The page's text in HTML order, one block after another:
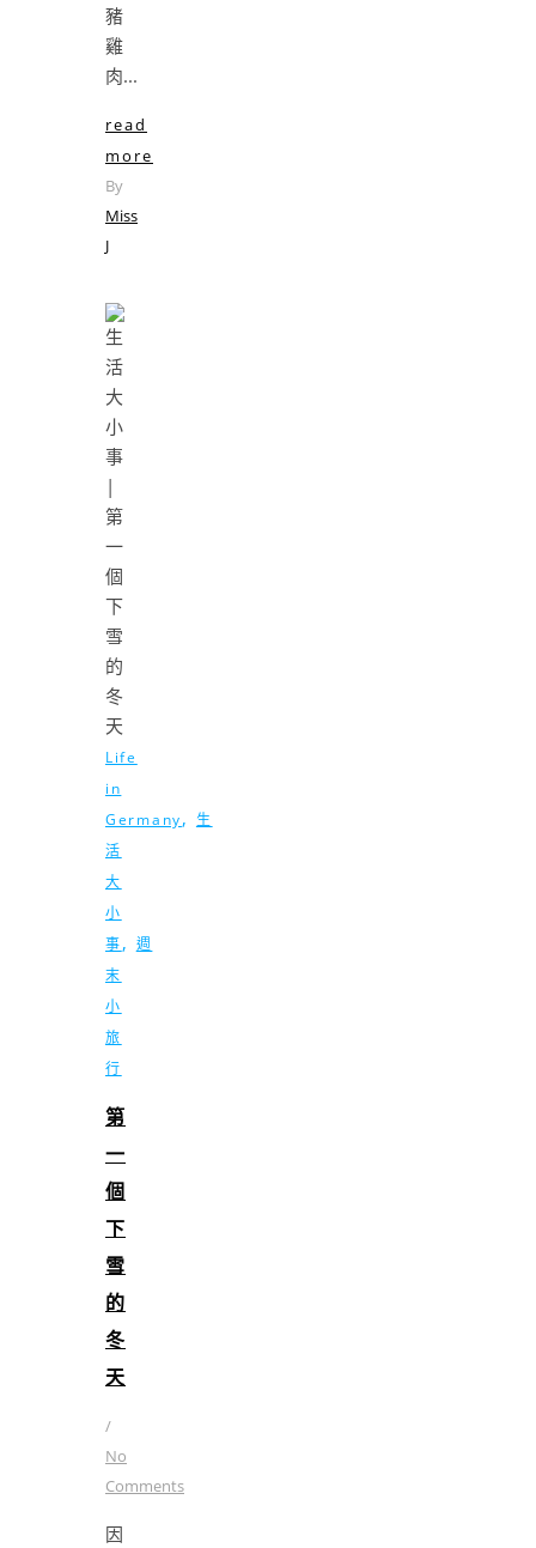
豬
雞
肉...
read
more
By
Miss
J
Life
in
Germany, 生
活
大
小
事, 週
末
小
旅
行
第
一
個
下
雪
的
冬
天
/
No
Comments
因